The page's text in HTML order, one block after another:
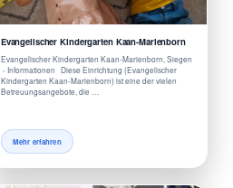
Evangelischer Kindergarten Kaan-Marienborn
Evangelischer Kindergarten Kaan-Marienborn, Siegen
- Informationen Diese Einrichtung (Evangelischer
Kindergarten Kaan-Marienborn) ist eine der vielen
Betreuungsangebote, die …
Mehr erfahren